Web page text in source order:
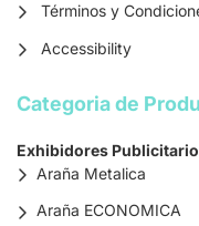
Términos y
Accessibility
Categoria de
Exhibidores
Araña Metalica
Araña ECONOMICA